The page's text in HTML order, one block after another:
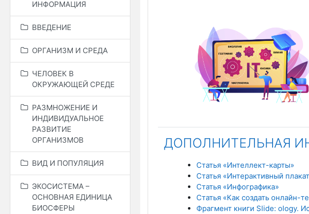
ИНФОРМАЦИЯ
ВВЕДЕНИЕ
ОРГАНИЗМ И СРЕДА
ЧЕЛОВЕК В
ОКРУЖАЮЩЕЙ СРЕДЕ
РАЗМНОЖЕНИЕ И
ИНДИВИДУАЛЬНОЕ
РАЗВИТИЕ
ОРГАНИЗМОВ
ВИД И ПОПУЛЯЦИЯ
ЭКОСИСТЕМА –
ОСНОВНАЯ ЕДИНИЦА
БИОСФЕРЫ
Тематический план
ДОПОЛНИТЕЛЬНАЯ
Статья «Интеллект-карты»
Статья «Интерактивный
Статья «Инфографика»
Статья «Как создать онлайн-
Фрагмент книги Slide: ology.